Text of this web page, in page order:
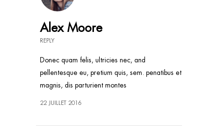
Alex Moore
REPLY
Donec quam felis, ultricies nec, and
pellentesque eu, pretium quis, sem. penatibus et
magnis, dis parturient montes
22 JUILLET 2016